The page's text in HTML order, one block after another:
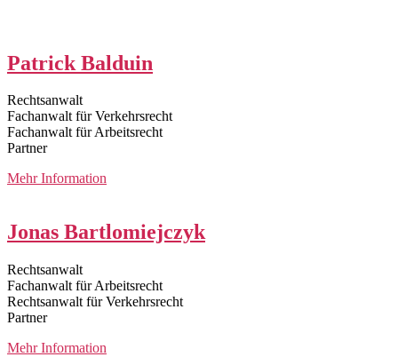
Patrick Balduin
Rechtsanwalt
Fachanwalt für Verkehrsrecht
Fachanwalt für Arbeitsrecht
Partner
Mehr Information
Jonas Bartlomiejczyk
Rechtsanwalt
Fachanwalt für Arbeitsrecht
Rechtsanwalt für Verkehrsrecht
Partner
Mehr Information